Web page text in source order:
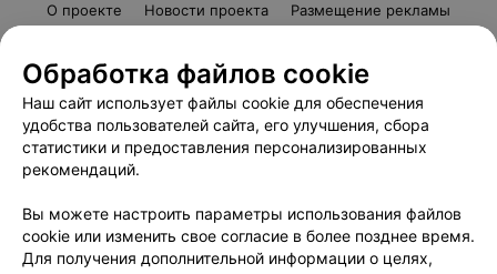
О проекте Новости проекта
Размещение рекламы
Пользовательское соглашение
Способы оплаты
Вакансии
Партнеры
Написать руководителю 103.by
Обработка персональных данных
Обработка файлов cookie
Наш сайт использует файлы cookie для обеспечения
удобства пользователей сайта, его улучшения, сбора
статистики и предоставления персонализированных
рекомендаций.
Вы можете настроить параметры использования файлов
cookie или изменить свое согласие в более позднее время.
Для получения дополнительной информации о целях,